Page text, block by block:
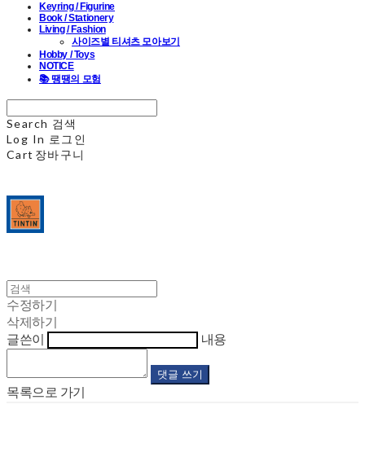
Keyring / Figurine
Book / Stationery
Living / Fashion
사이즈별 티셔츠 모아보기
Hobby / Toys
NOTICE
📚 땡땡의 모험
Search 검색
Log In 로그인
Cart 장바구니
수정하기
삭제하기
글쓴이
내용
댓글 쓰기
목록으로 가기